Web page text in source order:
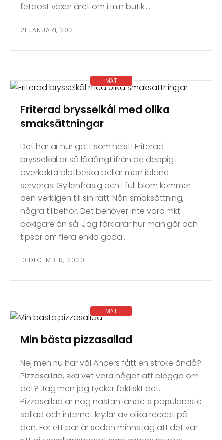
fetaost växer året om i min butik….
21 JANUARI, 2021
MAT
Friterad brysselkål med olika
smaksättningar
Det här är hur gott som helst! Friterad
brysselkål är så lååångt ifrån de deppigt
överkokta blötbeska bollar man ibland
serveras. Gyllenfrasig och i full blom kommer
den verkligen till sin rätt. Nån smaksättning,
några tillbehör. Det behöver inte vara mkt
bökigare än så. Jag förklarar hur man gör och
tipsar om flera enkla goda…
10 DECEMBER, 2020
MAT
Min bästa pizzasallad
Nej men nu har väl Anders fått en stroke ändå?
PIzzasallad, ska vet vara något att blogga om
det? Jag men jag tycker faktiskt det.
Pizzasallad är nog nästan landets populäraste
sallad och internet kryllar av olika recept på
den. För ett par år sedan minns jag att det var